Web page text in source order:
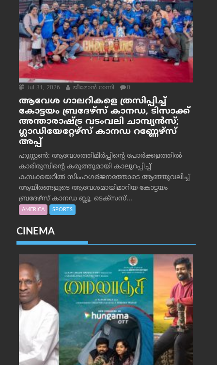
Jul 31, 2026 ജീമോന്‍ റാന്നി 0
ആവേശ ഗാലറികളെ ത്രസിപ്പിച്ച്
കോട്ടയം ബ്രദേഴ്‌സ് കാനഡ, ടിസാക്ക്
അന്താരാഷ്ട്ര വടംവലി ചാമ്പ്യന്‍സ്;
ഗ്ലാഡിയേറ്റേഴ്‌സ് കാനഡ റണ്ണേഴ്‌സ്
അപ്പ്
ഹൂസ്റ്റണ്‍: ആവേശത്തിമിര്‍പ്പിന്റെ പോര്‍ക്കളത്തില്‍
കാരിരുമ്പിന്റെ കരുത്തുമായി കാലുറപ്പിച്ച്
കമ്പക്കയറില്‍ സിംഹഗര്‍ജനത്തോടെ ആഞ്ഞുവലിച്ച്
ആയിരങ്ങളുടെ ആവേശമായിമാറിയ കോട്ടയം
ബ്രദേഴ്‌സ് കാനഡ ബ്ലൂ, ടെക്‌സസ്...
AMERICA SPORTS
CINEMA